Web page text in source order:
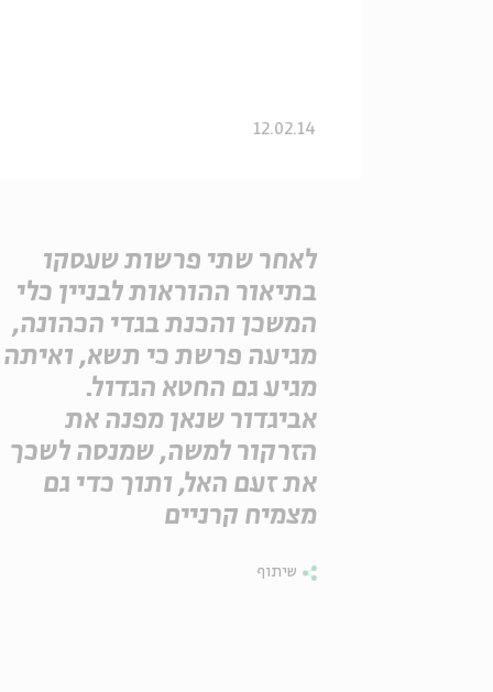
12.02.14
לאחר שתי פרשות שעסקו
בתיאור ההוראות לבניין כלי
המשכן והכנת בגדי הכהונה,
מגיעה פרשת כי תשא, ואיתה
מגיע גם החטא הגדול.
אביגדור שנאן מפנה את
הזרקור למשה, שמנסה לשכך
את זעם האל, ותוך כדי גם
מצמיח קרניים
שיתוף